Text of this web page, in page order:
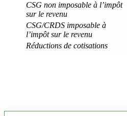
CSG non imposable à l’impôt
sur le revenu
CSG/CRDS imposable à
l’impôt sur le revenu
Réductions de cotisations